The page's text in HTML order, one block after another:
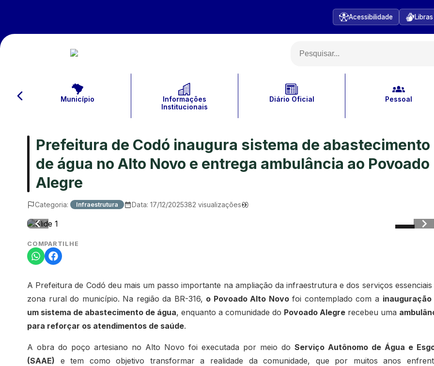
Acessibilidade Libras
Município
Informações
Institucionais
Diário Oficial Pessoal
Prefeitura de Codó inaugura sistema de abastecimento
de água no Alto Novo e entrega ambulância ao Povoado
Alegre
Categoria: Infraestrutura Data: 17/12/2025382 visualizações
COMPARTILHE
A Prefeitura de Codó deu mais um passo importante na ampliação da infraestrutura e dos serviços essenciais
zona rural do município. Na região da BR-316, o Povoado Alto Novofoi contemplado com a inauguração
um sistema de abastecimento de água, enquanto a comunidade do Povoado Alegre recebeu uma
para reforçar os atendimentos de saúde.
A obra do poço artesiano no Alto Novo foi executada por meio do Serviço Autônomo de Água e
(SAAE) e tem como objetivo transformar a realidade da comunidade, que por muitos anos